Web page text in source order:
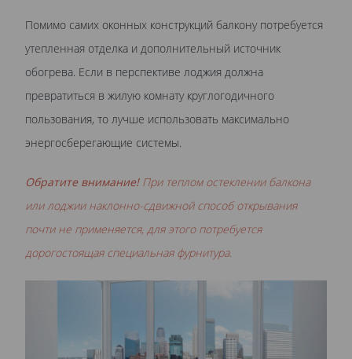
Помимо самих оконных конструкций балкону потребуется
утепленная отделка и дополнительный источник
обогрева. Если в перспективе лоджия должна
превратиться в жилую комнату круглогодичного
пользования, то лучше использовать максимально
энергосберегающие системы.
Обратите внимание!При теплом остеклении балкона
или лоджии наклонно-сдвижной способ открывания
почти не применяется, для этого потребуется
дорогостоящая специальная фурнитура.